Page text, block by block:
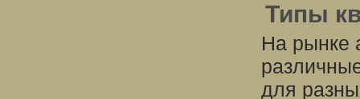
Типы
На рынке
для